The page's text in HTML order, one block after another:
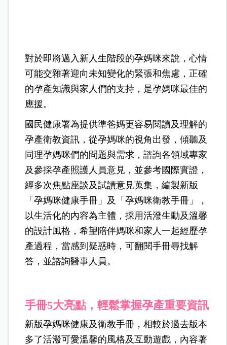
對於即將邁入新人生階段的孕媽咪來說，心情
可能交雜著迎向未知變化的緊張和焦慮，正確
的孕產知識與家人們的支持，是孕媽咪最佳的
應援。
國民健康署為提供準爸媽更容易閱讀及理解的
孕產衛教資訊，從孕媽咪的視角出發，傾聽及
同理孕媽咪們的問題與需求，諮詢各領域專家
及參採孕產照護人員意見，並參考國際實證，
經多次焦點座談及試讀意見蒐集，編製新版
「孕媽咪健康手冊」及「孕媽咪衛教手冊」，
以生活化的內容為主體，採用活潑生動及溫馨
的設計風格，希望陪伴媽咪和家人一起經歷孕
產過程，當感到疑惑時，可翻閱手冊尋找解
答，並諮詢醫事人員。
手冊5大亮點，輕鬆掌握孕產重要資訊
新版孕媽咪健康及衛教手冊，相較於過去版本
多了活潑可愛溫馨的風格及互動遊戲，內容著